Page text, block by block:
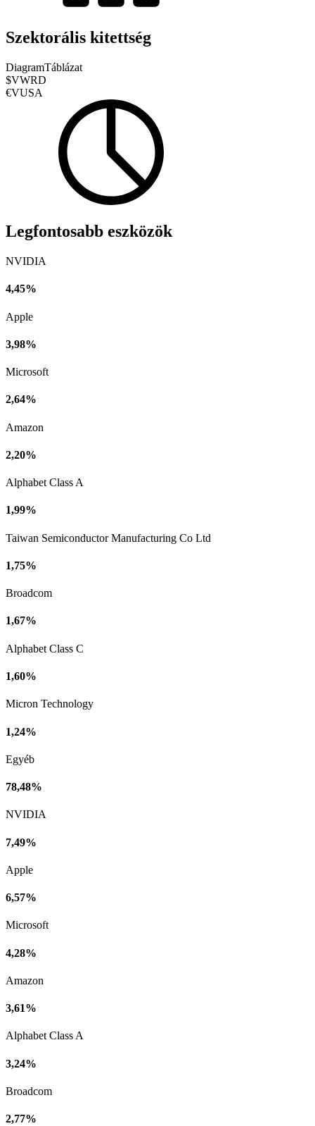
Szektorális kitettség
DiagramTáblázat
$VWRD
€VUSA
Legfontosabb eszközök
NVIDIA
4,45%
Apple
3,98%
Microsoft
2,64%
Amazon
2,20%
Alphabet Class A
1,99%
Taiwan Semiconductor Manufacturing Co Ltd
1,75%
Broadcom
1,67%
Alphabet Class C
1,60%
Micron Technology
1,24%
Egyéb
78,48%
NVIDIA
7,49%
Apple
6,57%
Microsoft
4,28%
Amazon
3,61%
Alphabet Class A
3,24%
Broadcom
2,77%